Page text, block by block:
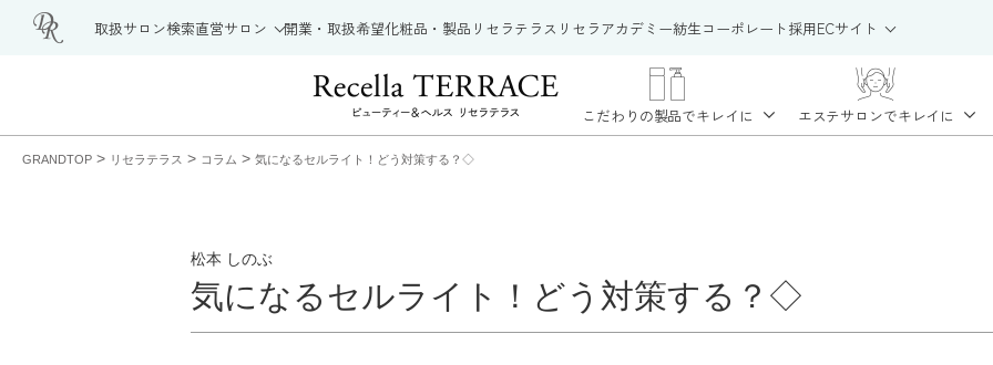
取扱サロン検索直営サロン 開業・取扱希望化粧品・製品 リセラテラス リセラアカデミー紡生コーポレート採用ECサイト
こだわりの製品でキレイに エステサロンでキレイに
GRANDTOP > リセラテラス > コラム > 気になるセルライト！どう対策する？◇
松本 しのぶ
気になるセルライト！どう対策する？◇